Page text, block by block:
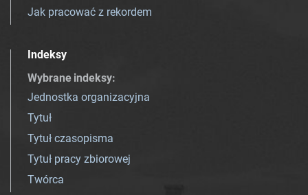
Jak pracować z rekordem
Indeksy
Wybrane indeksy:
Jednostka organizacyjna
Tytuł
Tytuł czasopisma
Tytuł pracy zbiorowej
Twórca